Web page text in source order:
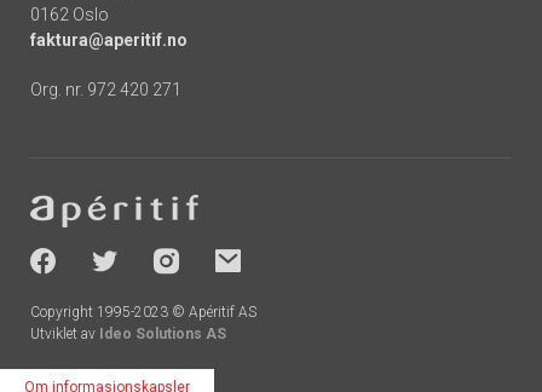
0162 Oslo
faktura@aperitif.no
Org. nr. 972 420 271
-
socials
Copyright 1995-2023 © Apéritif AS
Utviklet av Ideo Solutions AS
Om informasjonskapsler